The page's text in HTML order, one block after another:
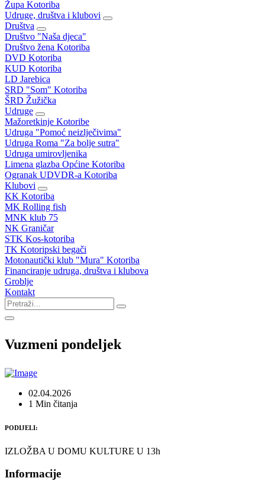
Župa Kotoriba
Udruge, društva i klubovi
Društva
Društvo "Naša djeca"
Društvo žena Kotoriba
DVD Kotoriba
KUD Kotoriba
LD Jarebica
SRD "Som" Kotoriba
ŠRD Žužička
Udruge
Mažoretkinje Kotoribe
Udruga "Pomoć neizlječivima"
Udruga Roma "Za bolje sutra"
Udruga umirovljenika
Limena glazba Općine Kotoriba
Ogranak UDVDR-a Kotoriba
Klubovi
KK Kotoriba
MK Rolling fish
MNK klub 75
NK Graničar
STK Kos-kotoriba
TK Kotoripski begači
Motonautički klub "Mura" Kotoriba
Financiranje udruga, društva i klubova
Groblje
Kontakt
Vuzmeni pondeljek
02.04.2026
1 Min čitanja
PODIJELI:
IZLOŽBA U DOMU KULTURE U 13h
Informacije